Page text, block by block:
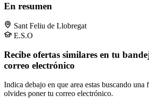
En resumen
Sant Feliu de Llobregat
E.S.O
Recibe ofertas similares en tu
correo electrónico
Indica debajo en que area estas buscando
olvides poner tu correo electrónico.